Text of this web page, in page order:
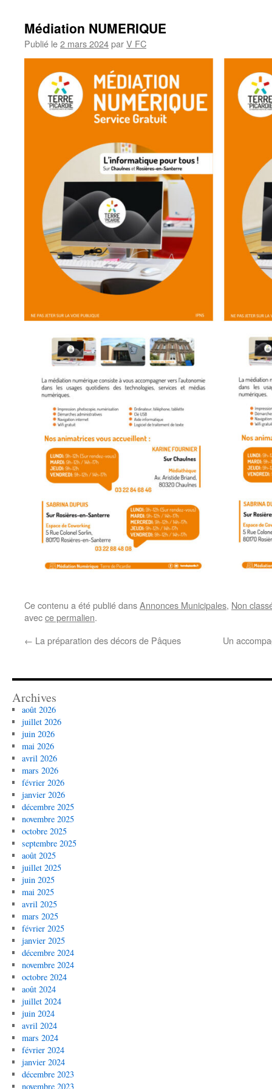
Médiation NUMERIQUE
Publié le2 mars 2024parV FC
Ce contenu a été publié dansAnnonces Municipales, Non
avecce permalien.
← La préparation des décors de Pâques Un
Archives
août 2026
juillet 2026
juin 2026
mai 2026
avril 2026
mars 2026
février 2026
janvier 2026
décembre 2025
novembre 2025
octobre 2025
septembre 2025
août 2025
juillet 2025
juin 2025
mai 2025
avril 2025
mars 2025
février 2025
janvier 2025
décembre 2024
novembre 2024
octobre 2024
août 2024
juillet 2024
juin 2024
avril 2024
mars 2024
février 2024
janvier 2024
décembre 2023
novembre 2023